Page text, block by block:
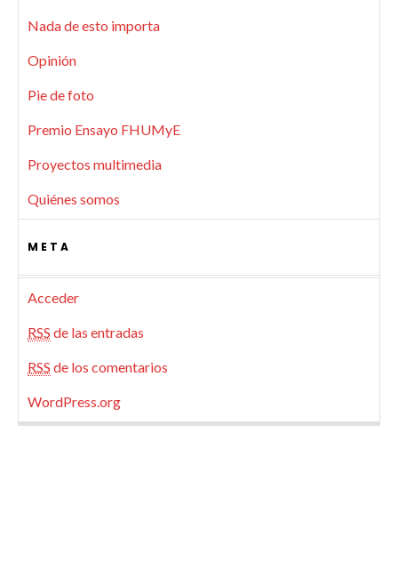
Nada de esto importa
Opinión
Pie de foto
Premio Ensayo FHUMyE
Proyectos multimedia
Quiénes somos
META
Acceder
RSS de las entradas
RSS de los comentarios
WordPress.org